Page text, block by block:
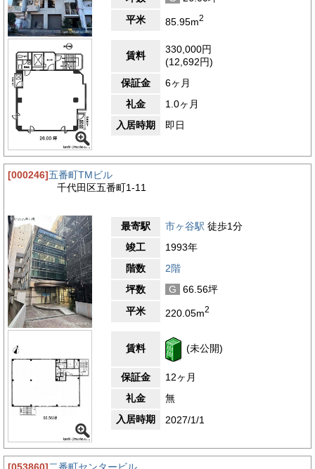
平米
85.95m2
賃料
330,000円
(12,692円)
保証金
6ヶ月
礼金
1.0ヶ月
入居時期
即日
[000246]五番町TMビル
千代田区五番町1-11
最寄駅 市ヶ谷駅 徒歩1分
竣工
1993年
階数
2階
坪数
G
66.56坪
平米
220.05m2
賃料 (未公開)
保証金
12ヶ月
礼金
無
入居時期
2027/1/1
[053860]二番町センタービル